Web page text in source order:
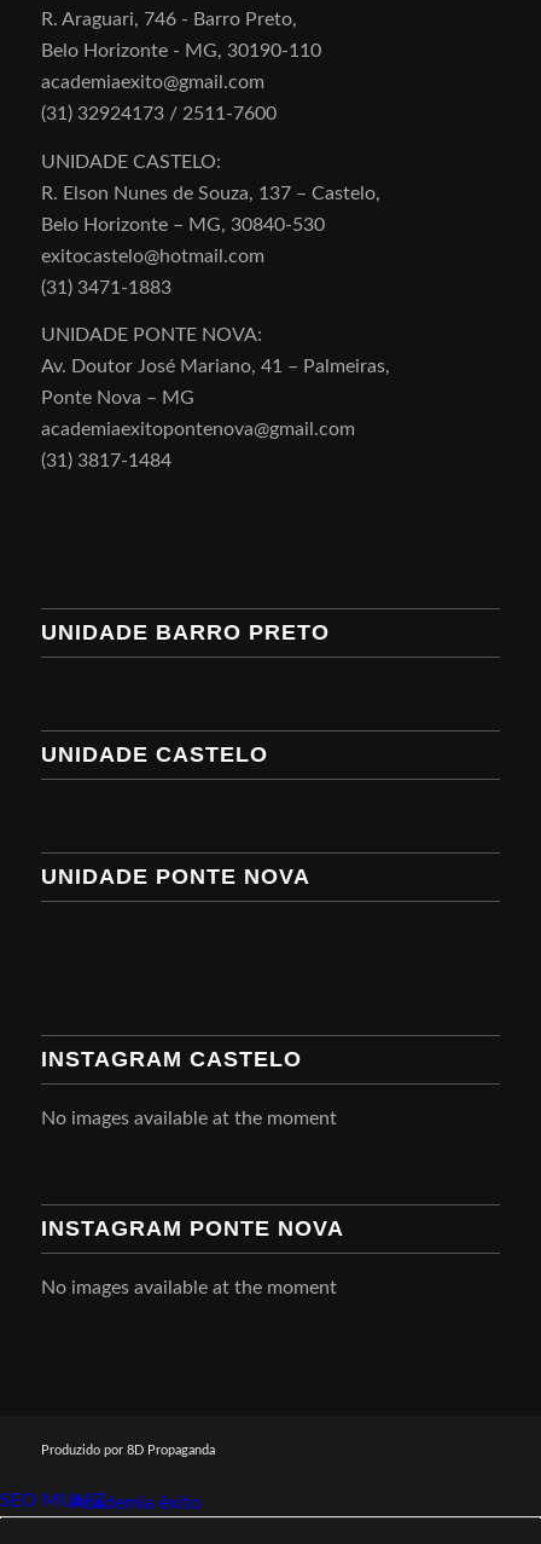
R. Araguari, 746 - Barro Preto,
Belo Horizonte - MG, 30190-110
academiaexito@gmail.com
(31) 32924173 / 2511-7600
UNIDADE CASTELO:
R. Elson Nunes de Souza, 137 – Castelo,
Belo Horizonte – MG, 30840-530
exitocastelo@hotmail.com
(31) 3471-1883
UNIDADE PONTE NOVA:
Av. Doutor José Mariano, 41 – Palmeiras,
Ponte Nova – MG
academiaexitopontenova@gmail.com
(31) 3817-1484
UNIDADE BARRO PRETO
UNIDADE CASTELO
UNIDADE PONTE NOVA
INSTAGRAM CASTELO
No images available at the moment
INSTAGRAM PONTE NOVA
No images available at the moment
Produzido por 8D Propaganda
SEO MUNIZ
Link112Academia êxito